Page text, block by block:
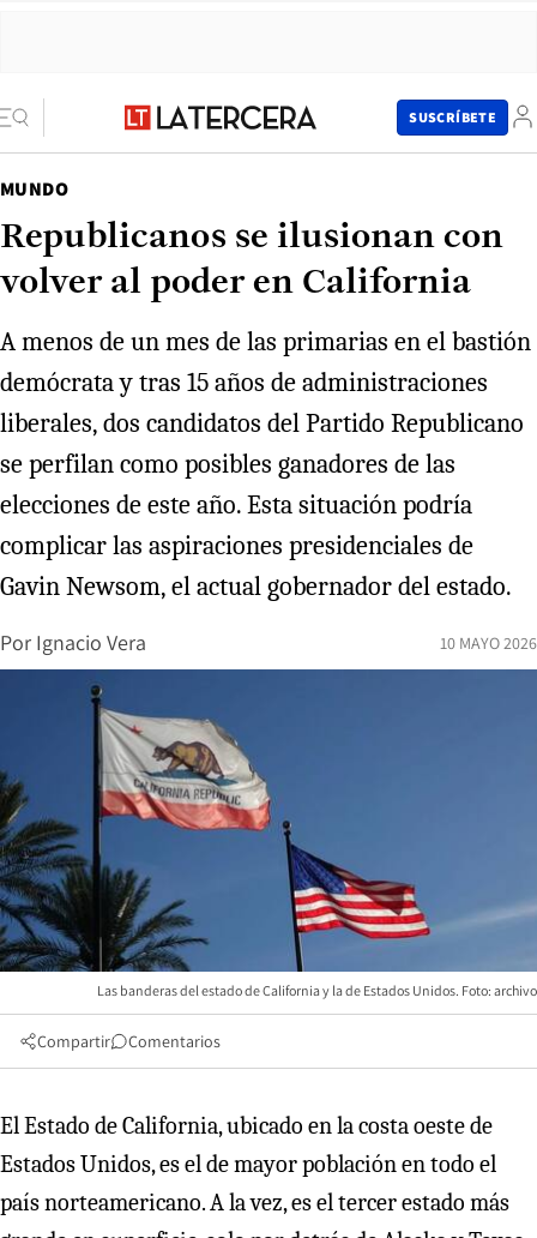
SUSCRÍBETE
MUNDO
Republicanos se ilusionan con
volver al poder en California
A menos de un mes de las primarias en el bastión
demócrata y tras 15 años de administraciones
liberales, dos candidatos del Partido Republicano
se perfilan como posibles ganadores de las
elecciones de este año. Esta situación podría
complicar las aspiraciones presidenciales de
Gavin Newsom, el actual gobernador del estado.
Por Ignacio Vera 10 MAYO 2026
Las banderas del estado de California y la de Estados Unidos. Foto: archivo
Compartir Comentarios
El Estado de California, ubicado en la costa oeste de
Estados Unidos, es el de mayor población en todo el
país norteamericano. A la vez, es el tercer estado más